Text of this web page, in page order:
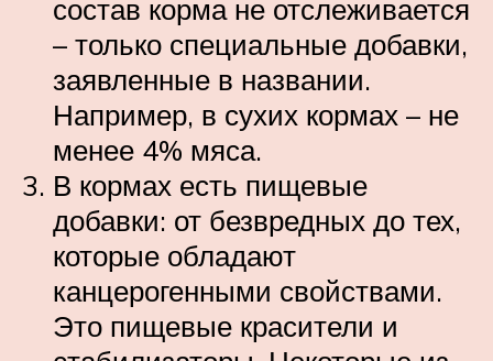
состав корма не отслеживается
– только специальные добавки,
заявленные в названии.
Например, в сухих кормах – не
менее 4% мяса.
В кормах есть пищевые
добавки: от безвредных до тех,
которые обладают
канцерогенными свойствами.
Это пищевые красители и